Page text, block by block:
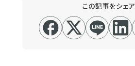
この記事をシェア